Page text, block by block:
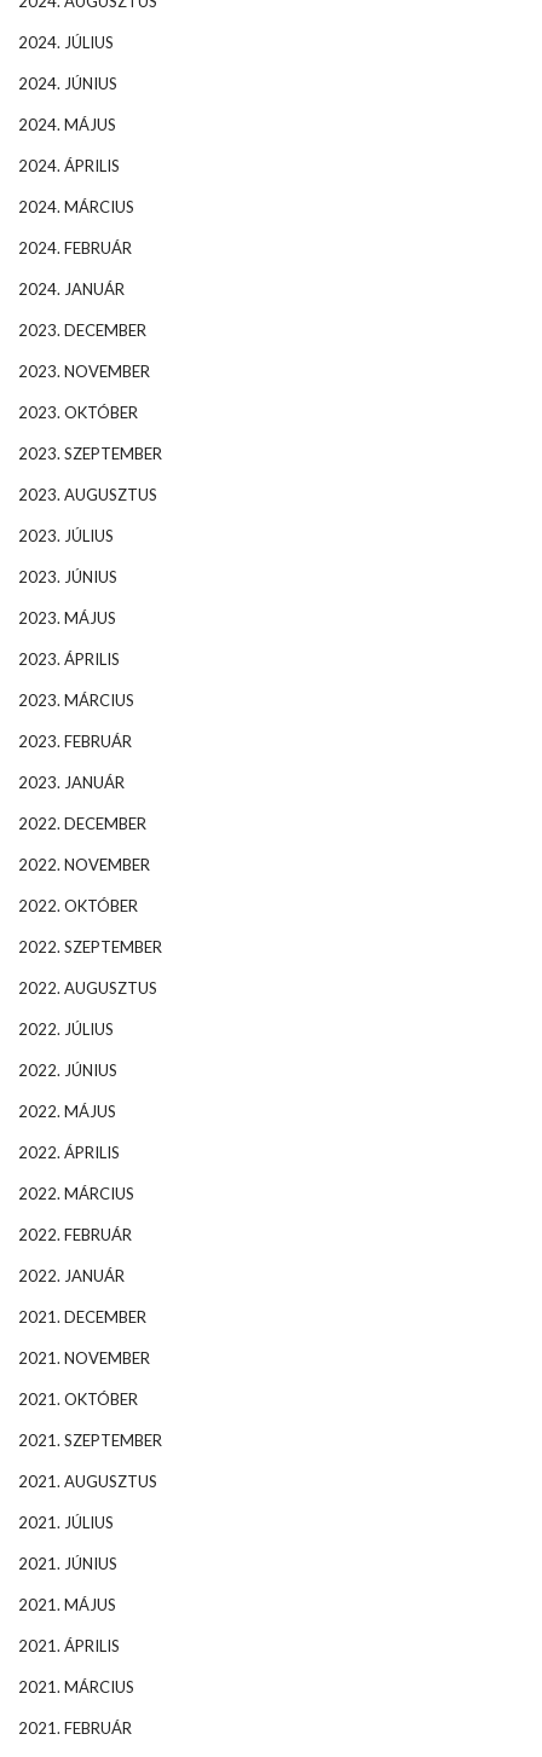
2024. JÚLIUS
2024. JÚNIUS
2024. MÁJUS
2024. ÁPRILIS
2024. MÁRCIUS
2024. FEBRUÁR
2024. JANUÁR
2023. DECEMBER
2023. NOVEMBER
2023. OKTÓBER
2023. SZEPTEMBER
2023. AUGUSZTUS
2023. JÚLIUS
2023. JÚNIUS
2023. MÁJUS
2023. ÁPRILIS
2023. MÁRCIUS
2023. FEBRUÁR
2023. JANUÁR
2022. DECEMBER
2022. NOVEMBER
2022. OKTÓBER
2022. SZEPTEMBER
2022. AUGUSZTUS
2022. JÚLIUS
2022. JÚNIUS
2022. MÁJUS
2022. ÁPRILIS
2022. MÁRCIUS
2022. FEBRUÁR
2022. JANUÁR
2021. DECEMBER
2021. NOVEMBER
2021. OKTÓBER
2021. SZEPTEMBER
2021. AUGUSZTUS
2021. JÚLIUS
2021. JÚNIUS
2021. MÁJUS
2021. ÁPRILIS
2021. MÁRCIUS
2021. FEBRUÁR